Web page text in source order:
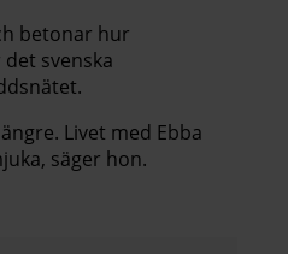
betonar hur
svenska
Livet med Ebba
säger hon.